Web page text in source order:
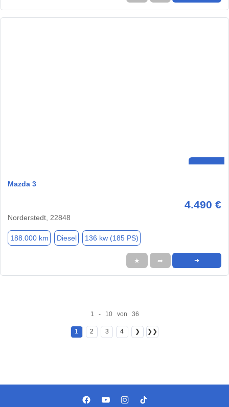
Mazda 3
4.490 €
Norderstedt, 22848
188.000 km Diesel 136 kw (185 PS)
★ ➦ ➜
1 - 10 von 36
1 2 3 4 ❯ ❯❯